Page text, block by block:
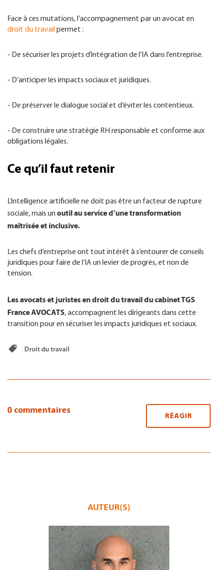
Face à ces mutations, l’accompagnement par un avocat en
droit du travail permet :
- De sécuriser les projets d’intégration de l’IA dans l’entreprise.
- D’anticiper les impacts sociaux et juridiques.
- De préserver le dialogue social et d’éviter les contentieux.
- De construire une stratégie RH responsable et conforme aux
obligations légales.
Ce qu’il faut retenir
L’intelligence artificielle ne doit pas être un facteur de rupture
sociale, mais unoutil au service d’une transformation
maîtrisée et inclusive.
Les chefs d’entreprise ont tout intérêt à s’entourer de conseils
juridiques pour faire de l’IA un levier de progrès, et non de
tension.
Les avocats et juristes en droit du travail du cabinet TGS
France AVOCATS, accompagnent les dirigeants dans cette
transition pour en sécuriser les impacts juridiques et sociaux.
Droit du travail
0 commentaires
RÉAGIR
AUTEUR(S)